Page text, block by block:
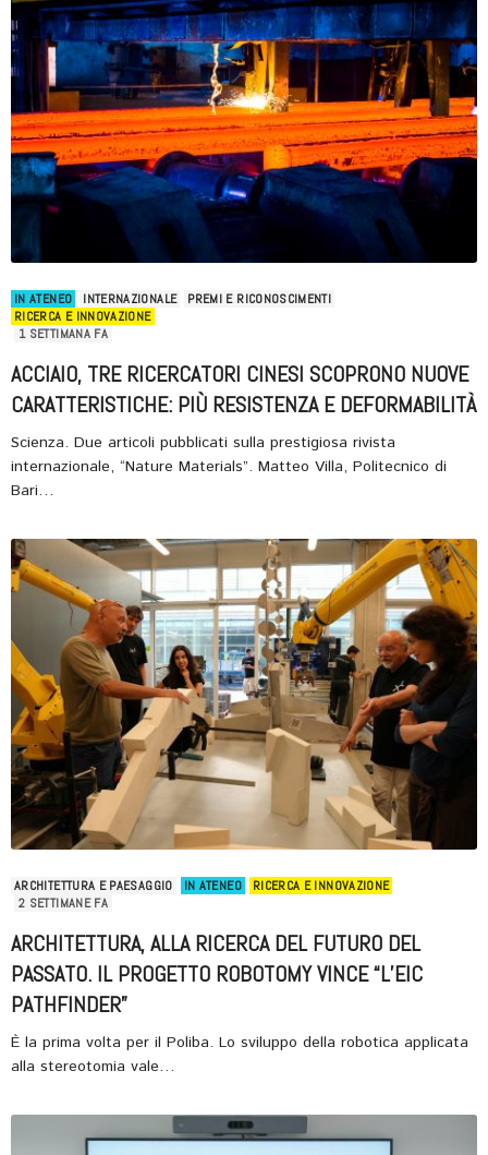
IN ATENEO INTERNAZIONALE
PREMI E RICONOSCIMENTI
RICERCA E INNOVAZIONE
1 SETTIMANA FA
ACCIAIO, TRE RICERCATORI CINESI SCOPRONO NUOVE
CARATTERISTICHE: PIÙ RESISTENZA E DEFORMABILITÀ
Scienza. Due articoli pubblicati sulla prestigiosa rivista
internazionale, “Nature Materials”. Matteo Villa, Politecnico di
Bari…
ARCHITETTURA E PAESAGGIO IN ATENEO
RICERCA E INNOVAZIONE
2 SETTIMANE FA
ARCHITETTURA, ALLA RICERCA DEL FUTURO DEL
PASSATO. IL PROGETTO ROBOTOMY VINCE “L’EIC
PATHFINDER”
È la prima volta per il Poliba. Lo sviluppo della robotica applicata
alla stereotomia vale…